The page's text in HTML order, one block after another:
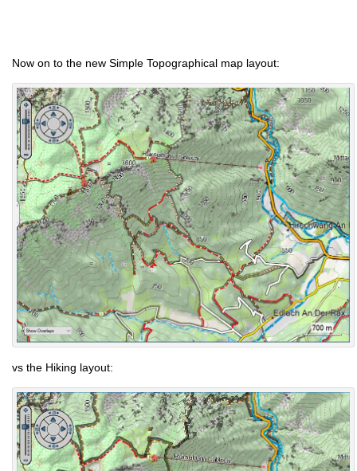
Now on to the new Simple Topographical map layout:
vs the Hiking layout: